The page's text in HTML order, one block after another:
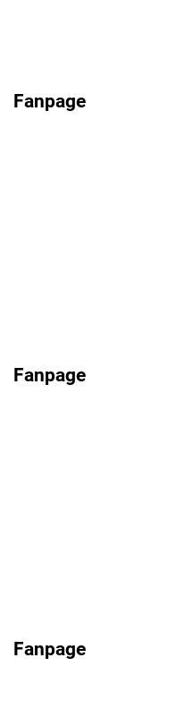
Fanpage
Fanpage
Fanpage